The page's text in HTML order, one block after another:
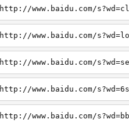
http://www.baidu.com/
http://www.baidu.com/
http://www.baidu.com/
http://www.baidu.com/
http://www.baidu.com/